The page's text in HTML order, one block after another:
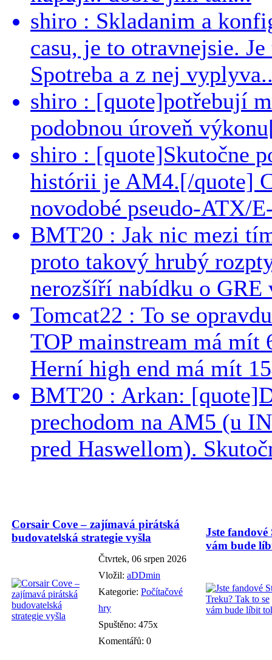
shiro : Skladanim a
casu, je to otravnejsie.
Spotreba a z nej
shiro : [quote]potřebují
podobnou úroveň
shiro : [quote]Skutočne
histórii je AM4.[/quote]
novodobé pseudo-ATX/
BMT20 : Jak nic mezi
proto takový hrubý
nerozšíří nabídku o GRE
Tomcat22 : To se
TOP mainstream má
Herní high end má mít
BMT20 : Arkan:
prechodom na AM5 (u
pred Haswellom).
Corsair Cove – zajímavá pirátská
budovatelská strategie vyšla
Čtvrtek, 06 srpen 2026
Vložil: aDDmin
Kategorie: Počítačové
hry
Spuštěno: 475x
Komentářů: 0
Jste
vám bude